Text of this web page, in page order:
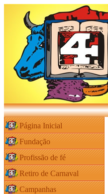
Página Inicial
Fundação
Profissão de fé
Retiro de Carnaval
Campanhas